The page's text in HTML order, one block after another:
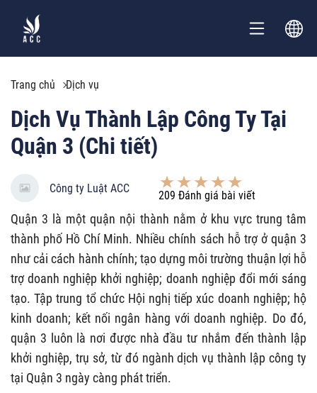
Trang chủ Dịch vụ
Dịch Vụ Thành Lập Công Ty Tại
Quận 3 (Chi tiết)
Công ty Luật ACC
209 Đánh giá bài viết
Quận 3 là một quận nội thành nằm ở khu vực trung tâm
thành phố Hồ Chí Minh. Nhiều chính sách hỗ trợ ở quận 3
như cải cách hành chính; tạo dựng môi trường thuận lợi hỗ
trợ doanh nghiệp khởi nghiệp; doanh nghiệp đổi mới sáng
tạo. Tập trung tổ chức Hội nghị tiếp xúc doanh nghiệp; hộ
kinh doanh; kết nối ngân hàng với doanh nghiệp. Do đó,
quận 3 luôn là nơi được nhà đầu tư nhắm đến thành lập
khởi nghiệp, trụ sở, từ đó ngành dịch vụ thành lập công ty
tại Quận 3 ngày càng phát triển.